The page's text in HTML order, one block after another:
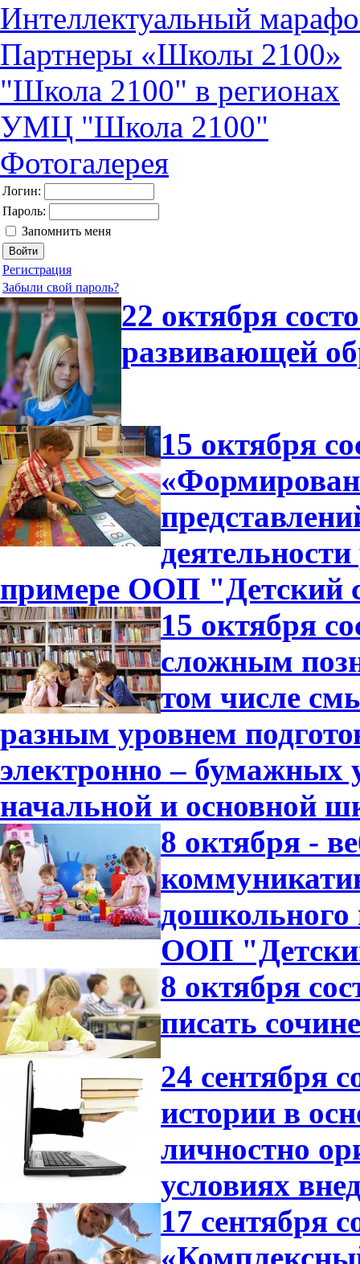
Интеллектуальный
Партнеры «Школы 2100»
"Школа 2100" в регионах
УМЦ "Школа 2100"
Фотогалерея
Логин:
Пароль:
Запомнить меня
Регистрация
Забыли свой пароль?
22 октября
развивающей
15 октября
примере ООП "Детский
15 октября
сложным
том числе
разным уровнем
электронно – бумажных
начальной и основной
8 октября -
дошкольного
ООП
8 октября
писать
24 сентября
истории в
личностно
условиях
17 сентября